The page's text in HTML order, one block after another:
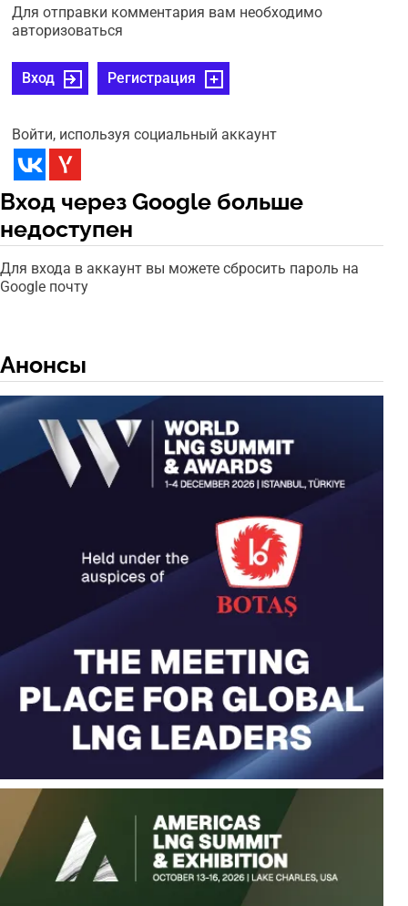
Для отправки комментария вам необходимо
авторизоваться
Вход Регистрация
Войти, используя социальный аккаунт
Вход через Google больше
недоступен
Для входа в аккаунт вы можете сбросить пароль на
Google почту
Анонсы